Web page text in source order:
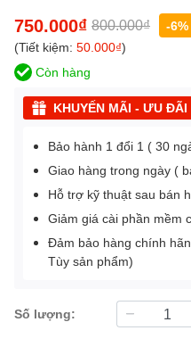
750.000₫ 800.000₫
-6%
(Tiết kiệm: 50.000₫)
Còn hàng
KHUYẾN MÃI - ƯU ĐÃI
Bảo hành 1 đổi 1 ( 30
Giao hàng trong ngày (
Hỗ trợ kỹ thuật sau bán
Giảm giá cài phần mềm
Đảm bảo hàng chính
Tùy sản phẩm)
Số lượng: